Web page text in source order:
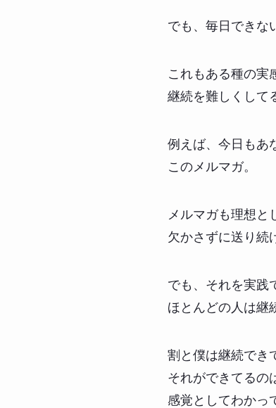
でも、毎日できな
これもある種の実
継続を難しくして
例えば、今日もあ
このメルマガ。
メルマガも理想と
欠かさずに送り続
でも、それを実践
ほとんどの人は継
割と僕は継続でき
それができてるの
感覚としてわかっ